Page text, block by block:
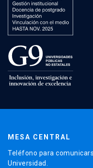
MESA CENTRAL
Teléfono para
Universidad.